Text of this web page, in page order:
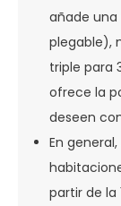
añade
plegable),
triple para
ofrece la
deseen
En
partir de la